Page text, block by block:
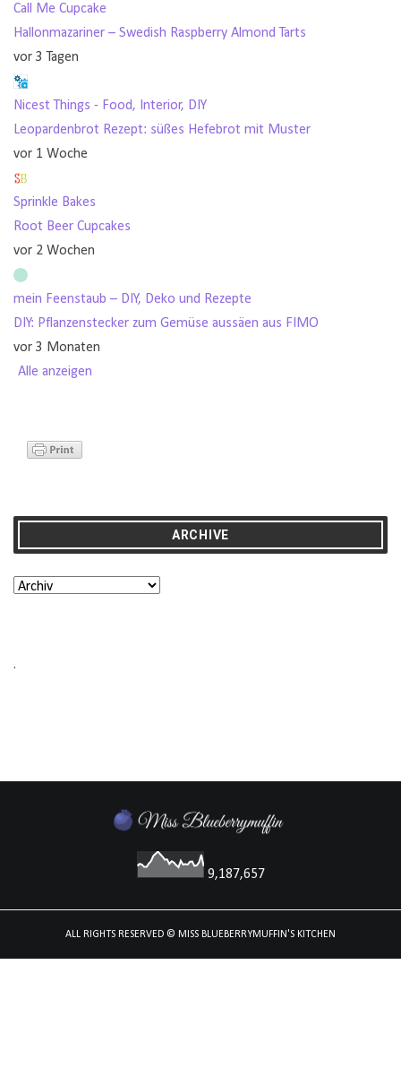
Call Me Cupcake
Hallonmazariner – Swedish Raspberry Almond Tarts
vor 3 Tagen
Nicest Things - Food, Interior, DIY
Leopardenbrot Rezept: süßes Hefebrot mit Muster
vor 1 Woche
Sprinkle Bakes
Root Beer Cupcakes
vor 2 Wochen
mein Feenstaub – DIY, Deko und Rezepte
DIY: Pflanzenstecker zum Gemüse aussäen aus FIMO
vor 3 Monaten
Alle anzeigen
ARCHIVE
.
9,187,657
ALL RIGHTS RESERVED © MISS BLUEBERRYMUFFIN'S KITCHEN